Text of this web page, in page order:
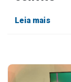
Leia mais